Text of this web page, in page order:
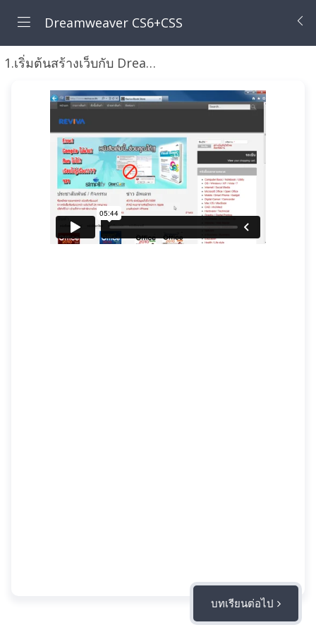
Dreamweaver CS6+CSS
1.เริ่มต้นสร้างเว็บกับ Dreamweaver
บทเรียนต่อไป